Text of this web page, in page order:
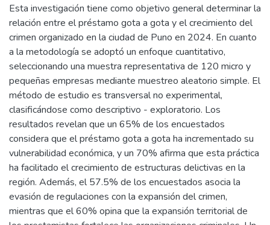
Esta investigación tiene como objetivo general determinar la
relación entre el préstamo gota a gota y el crecimiento del
crimen organizado en la ciudad de Puno en 2024. En cuanto
a la metodología se adoptó un enfoque cuantitativo,
seleccionando una muestra representativa de 120 micro y
pequeñas empresas mediante muestreo aleatorio simple. El
método de estudio es transversal no experimental,
clasificándose como descriptivo - exploratorio. Los
resultados revelan que un 65% de los encuestados
considera que el préstamo gota a gota ha incrementado su
vulnerabilidad económica, y un 70% afirma que esta práctica
ha facilitado el crecimiento de estructuras delictivas en la
región. Además, el 57.5% de los encuestados asocia la
evasión de regulaciones con la expansión del crimen,
mientras que el 60% opina que la expansión territorial de